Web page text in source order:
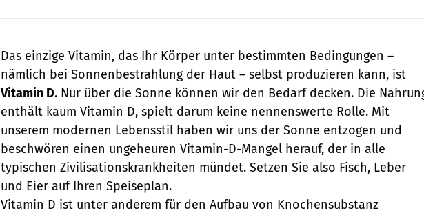
Das einzige Vitamin, das Ihr Körper unter bestimmten Bedingungen –
nämlich bei Sonnenbestrahlung der Haut – selbst produzieren kann, ist
Vitamin D. Nur über die Sonne können wir den Bedarf decken. Die
enthält kaum Vitamin D, spielt darum keine nennenswerte Rolle. Mit
unserem modernen Lebensstil haben wir uns der Sonne entzogen und
beschwören einen ungeheuren Vitamin-D-Mangel herauf, der in alle
typischen Zivilisationskrankheiten mündet. Setzen Sie also Fisch, Leber
und Eier auf Ihren Speiseplan.
Vitamin D ist unter anderem für den Aufbau von Knochensubstanz